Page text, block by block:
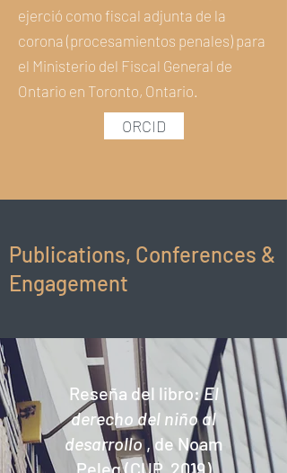
ejerció como fiscal adjunta de la
corona (procesamientos penales) para
el Ministerio del Fiscal General de
Ontario en Toronto, Ontario.
ORCID
Publications, Conferences &
Engagement
Reseña del libro:El
derecho del niño al
desarrollo, de Noam
Peleg (CUP, 2019)